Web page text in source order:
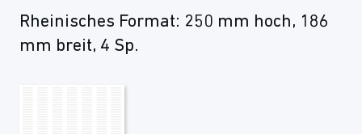
Rheinisches Format: 250 mm hoch, 186
mm breit, 4 Sp.